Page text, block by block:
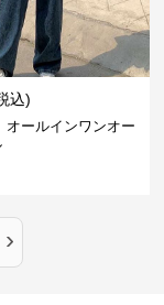
込)
オールインワンオー
›